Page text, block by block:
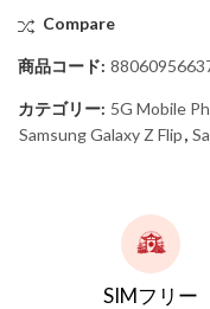
Compare
商品コード:
カテゴリー: 5G Mobile
Samsung Galaxy Z Flip,
SIMフリー